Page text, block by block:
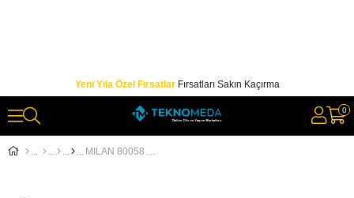
Yeni Yıla Özel FırsatlarFırsatları Sakın Kaçırma
0
MILAN 80058 ALTIGEN KURU BOYA KALEMİ METAL KUTU (3,5MM UÇ) - 24'LÜ